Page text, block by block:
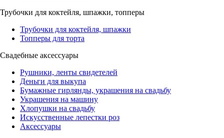
Трубочки для коктейля, шпажки, топперы
Трубочки для коктейля, шпажки
Топперы для торта
Свадебные аксессуары
Рушники, ленты свидетелей
Деньги для выкупа
Бумажные гирлянды, украшения на свадьбу
Украшения на машину
Хлопушки на свадьбу
Искусственные лепестки роз
Аксессуары